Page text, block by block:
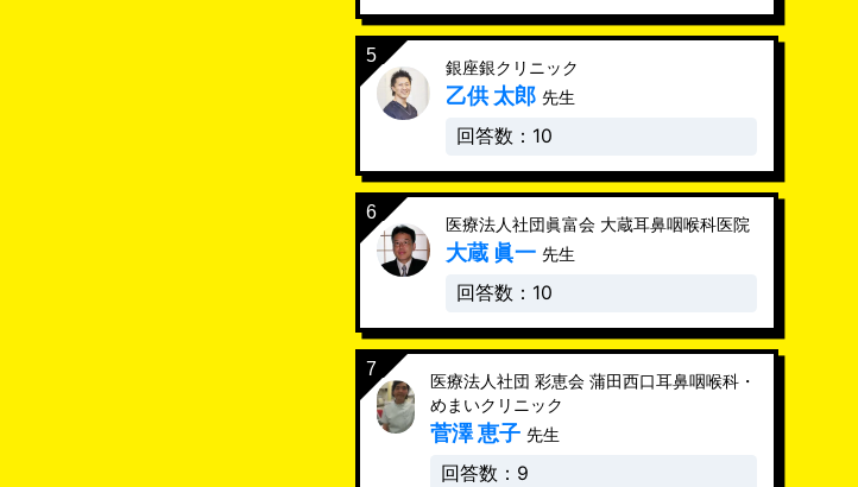
銀座銀クリニック
乙供 太郎 先生
回答数：10
医療法人社団眞富会 大蔵耳鼻咽喉科医院
大蔵 眞一 先生
回答数：10
医療法人社団 彩恵会 蒲田西口耳鼻咽喉科・
めまいクリニック
菅澤 恵子 先生
回答数：9